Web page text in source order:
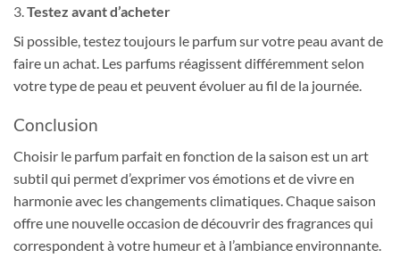
3. Testez avant d’acheter
Si possible, testez toujours le parfum sur votre peau avant de
faire un achat. Les parfums réagissent différemment selon
votre type de peau et peuvent évoluer au fil de la journée.
Conclusion
Choisir le parfum parfait en fonction de la saison est un art
subtil qui permet d’exprimer vos émotions et de vivre en
harmonie avec les changements climatiques. Chaque saison
offre une nouvelle occasion de découvrir des fragrances qui
correspondent à votre humeur et à l’ambiance environnante.